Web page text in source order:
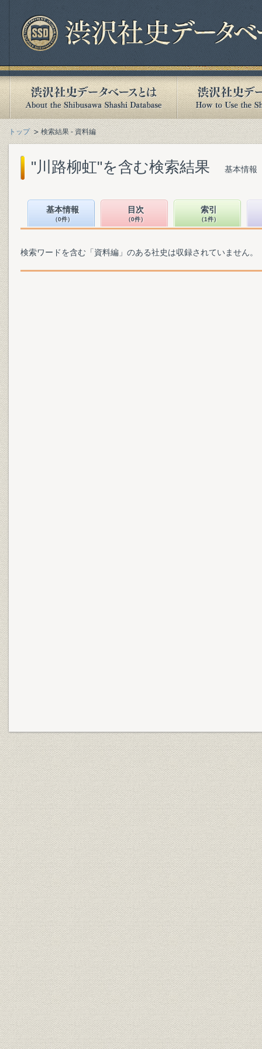
トップ 検索結果 - 資料編
"川路柳虹"を含む検索結果 基本情報
基本情報
（0件）
目次
（0件）
索引
（1件）
検索ワードを含む「資料編」のある社史は収録されていません。